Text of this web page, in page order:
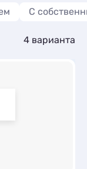
С
4 варианта